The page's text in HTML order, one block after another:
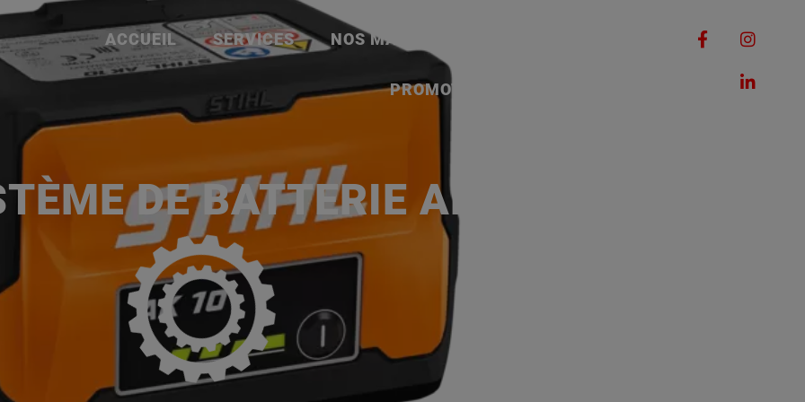
ACCUEIL SERVICES NOS MARQUES
PROMOTIONS
DE BATTERIE AK